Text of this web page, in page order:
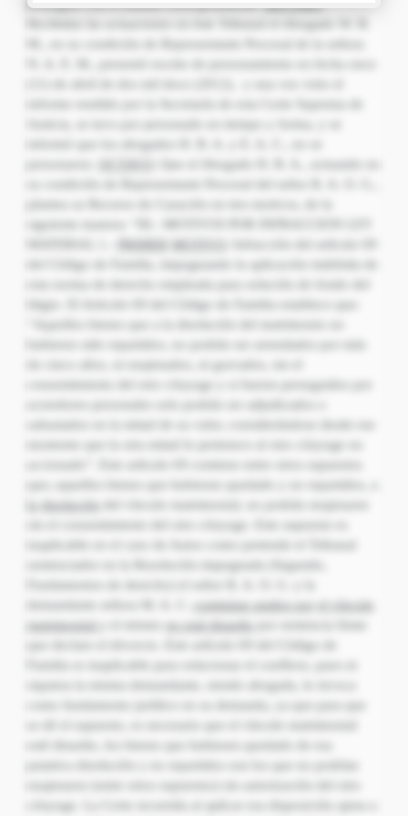
proseguir con el trámite correspondiente.
informó que los abogados H. B. A. y E. A. C., no se
: Que el Abogado H. B. A., actuando en
siguiente manera: “III.- MOTIVOS POR INFRACCION LEY
PRIMER MOTIVO
del Código de Familia, impugnando la aplicación indebida de
litigio. El Articulo 69 del Código de Familia establece que:
de cinco años, ni enajenados, ni gravados, sin el
consentimiento del otro cónyuge y si fueren perseguidos por
momento que la otra mitad le pertenece al otro cónyuge no
que; aquellos bienes que hubiesen quedado y no repartidos, a
disolución
sin el consentimiento del otro cónyuge. Este supuesto es
inaplicable en el caso de Autos como pretende el Tribunal
sentenciador en la Resolución impugnada (Segundo,
continúan unidos por
vínculo
matrimonial
no está disuelto
que declare el divorcio. Este artículo 69 del Código de
Familia es inaplicable para solucionar el conflicto, pues ni
siquiera la misma demandante, siendo abogada, lo invoca
cónyuge. La Corte recurrida al aplicar esa disposición ajena a